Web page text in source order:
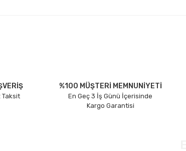
bulunuyor.
daha pahalı.
Taksit
%100 MÜŞTERİ MEMNUNİYETİ
En Geç 3 İş Günü İçerisinde
Kargo Garantisi